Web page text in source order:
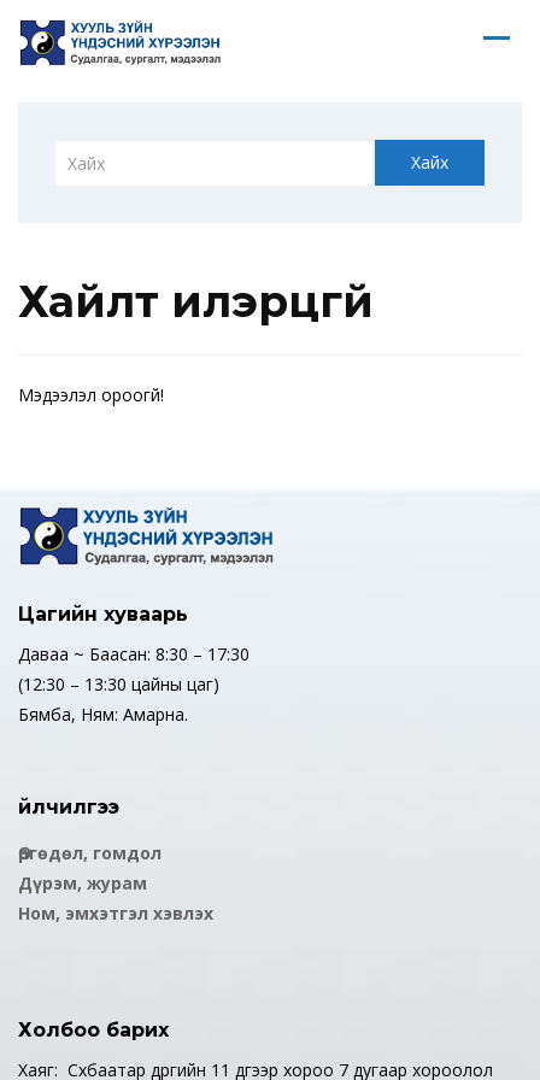
Хайх
Хайлт илэрцгүй
Мэдээлэл ороогүй!
Цагийн хуваарь
Даваа ~ Баасан: 8:30 – 17:30
(12:30 – 13:30 цайны цаг)
Бямба, Ням: Амарна.
Үйлчилгээ
Өргөдөл, гомдол
Дүрэм, журам
Ном, эмхэтгэл хэвлэх
Холбоо барих
Хаяг: Сүхбаатар дүүргийн 11 дүгээр хороо 7 дугаар хороолол